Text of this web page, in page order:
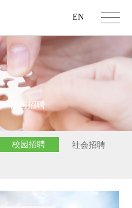
EN
>校园招聘
校园招聘
社会招聘